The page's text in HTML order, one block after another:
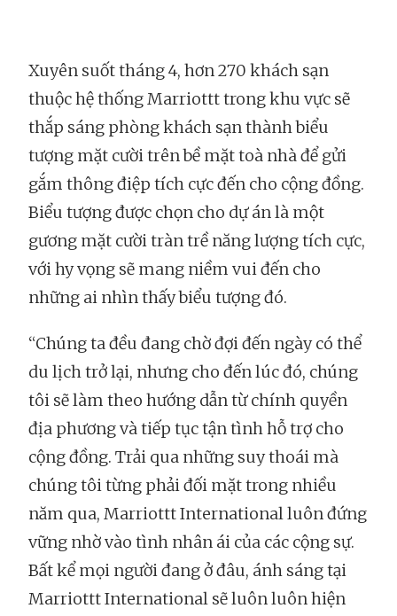
Xuyên suốt tháng 4, hơn 270 khách sạn
thuộc hệ thống Marriottt trong khu vực sẽ
thắp sáng phòng khách sạn thành biểu
tượng mặt cười trên bề mặt toà nhà để gửi
gắm thông điệp tích cực đến cho cộng đồng.
Biểu tượng được chọn cho dự án là một
gương mặt cười tràn trề năng lượng tích cực,
với hy vọng sẽ mang niềm vui đến cho
những ai nhìn thấy biểu tượng đó.
“Chúng ta đều đang chờ đợi đến ngày có thể
du lịch trở lại, nhưng cho đến lúc đó, chúng
tôi sẽ làm theo hướng dẫn từ chính quyền
địa phương và tiếp tục tận tình hỗ trợ cho
cộng đồng. Trải qua những suy thoái mà
chúng tôi từng phải đối mặt trong nhiều
năm qua, Marriottt International luôn đứng
vững nhờ vào tình nhân ái của các cộng sự.
Bất kể mọi người đang ở đâu, ánh sáng tại
Marriottt International sẽ luôn luôn hiện